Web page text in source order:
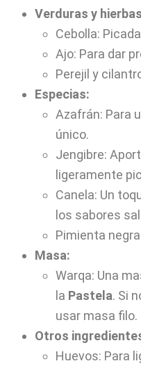
Verduras y
Cebolla:
Ajo: Para dar
Perejil y
Especias:
Azafrán: Para
único.
Jengibre:
ligeramente
Canela: Un
los sabores
Pimienta
Masa:
Warqa: Una
la Pastela. Si
usar masa filo.
Otros
Huevos: Para